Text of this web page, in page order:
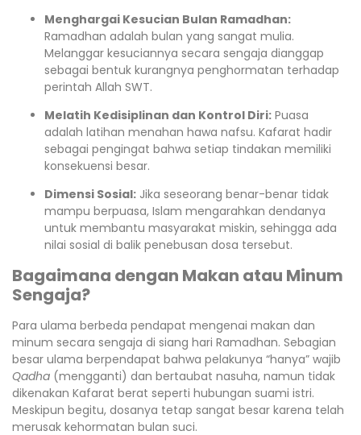
Menghargai Kesucian Bulan Ramadhan:
Ramadhan adalah bulan yang sangat mulia.
Melanggar kesuciannya secara sengaja dianggap
sebagai bentuk kurangnya penghormatan terhadap
perintah Allah SWT.
Melatih Kedisiplinan dan Kontrol Diri: Puasa
adalah latihan menahan hawa nafsu. Kafarat hadir
sebagai pengingat bahwa setiap tindakan memiliki
konsekuensi besar.
Dimensi Sosial: Jika seseorang benar-benar tidak
mampu berpuasa, Islam mengarahkan dendanya
untuk membantu masyarakat miskin, sehingga ada
nilai sosial di balik penebusan dosa tersebut.
Bagaimana dengan Makan atau Minum
Sengaja?
Para ulama berbeda pendapat mengenai makan dan
minum secara sengaja di siang hari Ramadhan. Sebagian
besar ulama berpendapat bahwa pelakunya “hanya” wajib
Qadha (mengganti) dan bertaubat nasuha, namun tidak
dikenakan Kafarat berat seperti hubungan suami istri.
Meskipun begitu, dosanya tetap sangat besar karena telah
merusak kehormatan bulan suci.